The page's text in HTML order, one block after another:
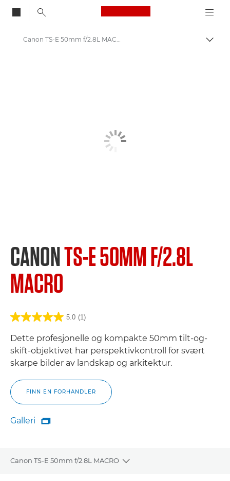
Canon Logo, back
Canon TS-E 50mm f/2.8L MACRO - Objektiv
CANONTS-E 50MM F/2.8L
MACRO
5.0 (1)
Dette profesjonelle og kompakte 50mm tilt-og-
skift-objektivet har perspektivkontroll for svært
skarpe bilder av landskap og arkitektur.
FINN EN FORHANDLER
Galleri
Galleri

Canon TS-E 50mm f/2.8L MACRO
Toggle breadcrumbs